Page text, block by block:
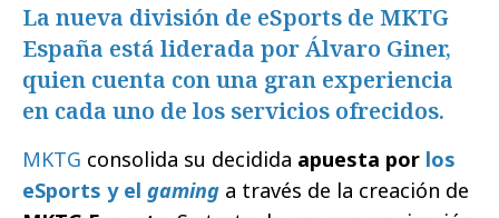
La nueva división de eSports de MKTG
España está liderada por Álvaro Giner,
quien cuenta con una gran experiencia
en cada uno de los servicios ofrecidos.
MKTG consolida su decidida apuesta por los
eSports y el gaming a través de la creación de